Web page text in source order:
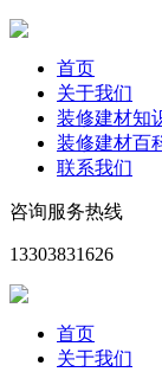
首页
关于我们
装修建材知
装修建材百
联系我们
咨询服务热线
13303831626
首页
关于我们